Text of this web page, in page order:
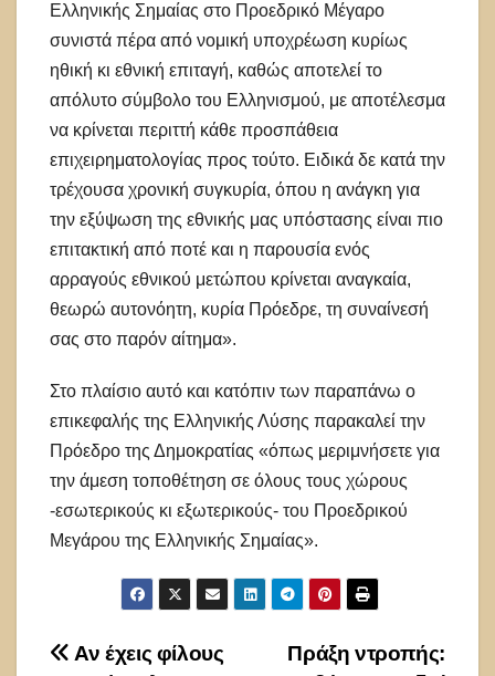
Ελληνικής Σημαίας στο Προεδρικό Μέγαρο
συνιστά πέρα από νομική υποχρέωση κυρίως
ηθική κι εθνική επιταγή, καθώς αποτελεί το
απόλυτο σύμβολο του Ελληνισμού, με αποτέλεσμα
να κρίνεται περιττή κάθε προσπάθεια
επιχειρηματολογίας προς τούτο. Ειδικά δε κατά την
τρέχουσα χρονική συγκυρία, όπου η ανάγκη για
την εξύψωση της εθνικής μας υπόστασης είναι πιο
επιτακτική από ποτέ και η παρουσία ενός
αρραγούς εθνικού μετώπου κρίνεται αναγκαία,
θεωρώ αυτονόητη, κυρία Πρόεδρε, τη συναίνεσή
σας στο παρόν αίτημα».
Στο πλαίσιο αυτό και κατόπιν των παραπάνω ο
επικεφαλής της Ελληνικής Λύσης παρακαλεί την
Πρόεδρο της Δημοκρατίας «όπως μεριμνήσετε για
την άμεση τοποθέτηση σε όλους τους χώρους
-εσωτερικούς κι εξωτερικούς- του Προεδρικού
Μεγάρου της Ελληνικής Σημαίας».
Πλοήγηση
Πράξη ντροπής:
Αν έχεις φίλους